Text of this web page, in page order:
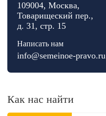
Как нас найти
109004, Москва,
Товарищеский пер.,
д. 31, стр. 15
Написать нам
info@semeinoe-pravo.ru